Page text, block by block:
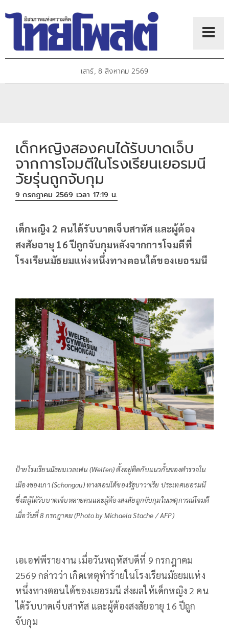
เสาร์, 8 สิงหาคม 2569
เด็กหญิงสองคนได้รับบาดเจ็บ
จากการโจมตีในโรงเรียนเยอรมนี
วัยรุ่นถูกจับกุม
9 กรกฎาคม 2569 เวลา 17:19 น.
เด็กหญิง 2 คนได้รับบาดเจ็บสาหัส และผู้ต้อง
สงสัยอายุ 16 ปีถูกจับกุมหลังจากการโจมตีที่
โรงเรียนมัธยมแห่งหนึ่งทางตอนใต้ของเยอรมนี
ป้ายโรงเรียนมัธยมเวลเฟน (Welfen) ตั้งอยู่ติดกับแนวกั้นของตำรวจใน
เมืองชองเกา (Schongau) ทางตอนใต้ของรัฐบาวาเรีย ประเทศเยอรมนี
ซึ่งมีผู้ได้รับบาดเจ็บหลายคนและผู้ต้องสงสัยถูกจับกุมในเหตุการณ์โจมตี
เมื่อวันที่ 8 กรกฎาคม (Photo by Michaela Stache / AFP)
เอเอฟพีรายงาน เมื่อวันพฤหัสบดีที่ 9 กรกฎาคม
2569 กล่าวว่า เกิดเหตุทำร้ายในโรงเรียนมัธยมแห่ง
หนึ่งทางตอนใต้ของเยอรมนี ส่งผลให้เด็กหญิง 2 คน
ได้รับบาดเจ็บสาหัส และผู้ต้องสงสัยอายุ 16 ปีถูก
จับกุม